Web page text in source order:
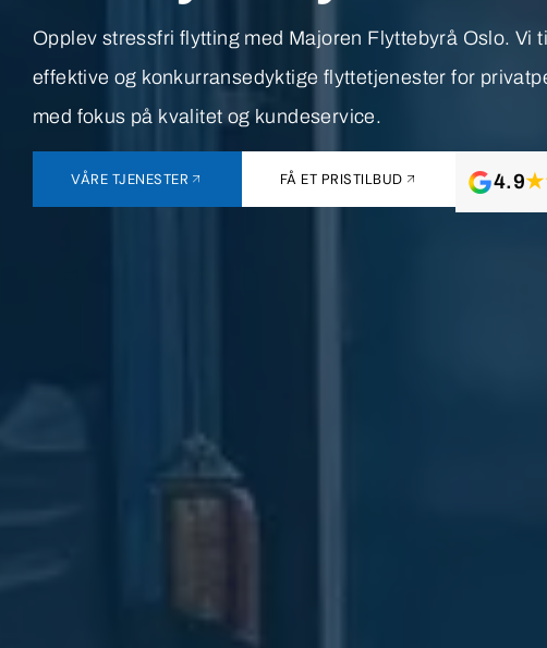
Opplev stressfri flytting med Majoren Flyttebyrå Oslo. Vi
effektive og konkurransedyktige flyttetjenester for
med fokus på kvalitet og kundeservice.
VÅRE TJENESTER FÅ ET PRISTILBUD 4.9